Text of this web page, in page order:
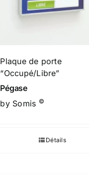
Plaque de porte
“Occupé/Libre”
Pégase
by Somis ©
Détails